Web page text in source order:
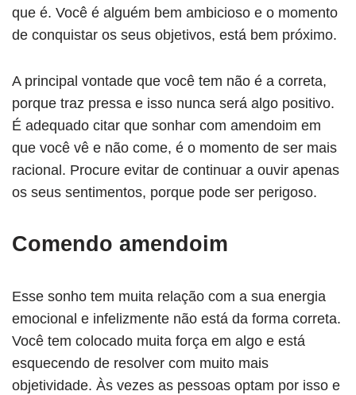
que é. Você é alguém bem ambicioso e o momento
de conquistar os seus objetivos, está bem próximo.
A principal vontade que você tem não é a correta,
porque traz pressa e isso nunca será algo positivo.
É adequado citar que sonhar com amendoim em
que você vê e não come, é o momento de ser mais
racional. Procure evitar de continuar a ouvir apenas
os seus sentimentos, porque pode ser perigoso.
Comendo amendoim
Esse sonho tem muita relação com a sua energia
emocional e infelizmente não está da forma correta.
Você tem colocado muita força em algo e está
esquecendo de resolver com muito mais
objetividade. Às vezes as pessoas optam por isso e